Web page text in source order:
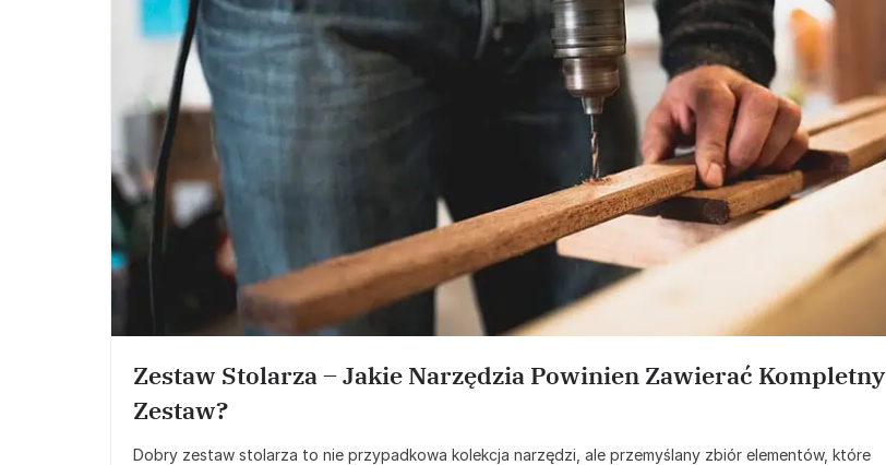
Zestaw Stolarza – Jakie Narzędzia Powinien Zawierać Kompletny
Zestaw?
Dobry zestaw stolarza to nie przypadkowa kolekcja narzędzi, ale przemyślany zbiór elementów, które